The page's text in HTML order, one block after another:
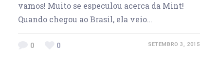
vamos! Muito se especulou acerca da Mint!
Quando chegou ao Brasil, ela veio…
0 0 SETEMBRO 3, 2015